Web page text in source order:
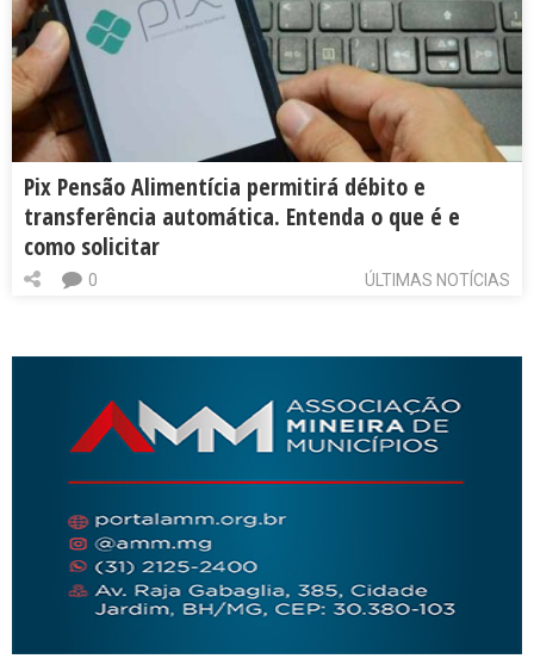
Pix Pensão Alimentícia permitirá débito e
transferência automática. Entenda o que é e
como solicitar
ÚLTIMAS NOTÍCIAS
0